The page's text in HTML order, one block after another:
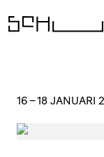
16–18 JANUARI